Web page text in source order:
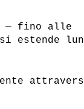
— fino alle